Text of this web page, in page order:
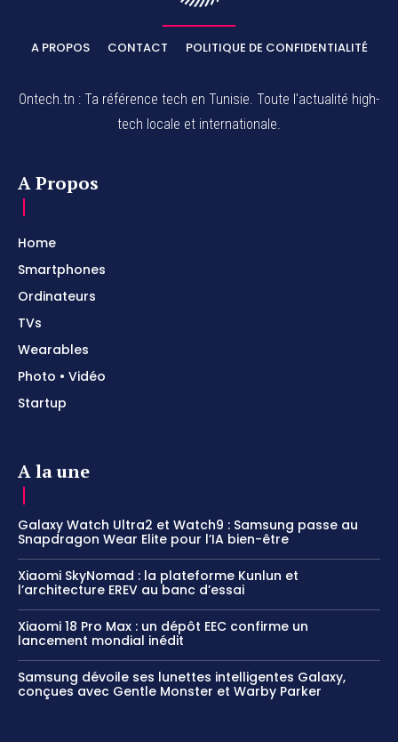
A PROPOS CONTACT POLITIQUE DE CONFIDENTIALITÉ
Ontech.tn : Ta référence tech en Tunisie. Toute l'actualité high-
tech locale et internationale.
A Propos
Home
Smartphones
Ordinateurs
TVs
Wearables
Photo • Vidéo
Startup
A la une
Galaxy Watch Ultra2 et Watch9 : Samsung passe au
Snapdragon Wear Elite pour l’IA bien-être
Xiaomi SkyNomad : la plateforme Kunlun et
l’architecture EREV au banc d’essai
Xiaomi 18 Pro Max : un dépôt EEC confirme un
lancement mondial inédit
Samsung dévoile ses lunettes intelligentes Galaxy,
conçues avec Gentle Monster et Warby Parker